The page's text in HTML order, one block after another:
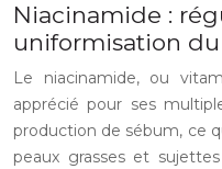
Niacinamide :
uniformisation
Le niacinamide, ou
apprécié pour ses
production de sébum, ce
peaux grasses et